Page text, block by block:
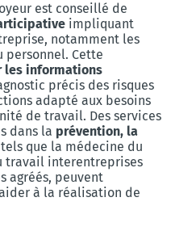
est conseillé de
impliquant
notamment les
personnel. Cette
les informations
précis des risques
adapté aux besoins
de travail. Des services
dans la prévention, la
que la médecine du
travail interentreprises
agréés, peuvent
à la réalisation de